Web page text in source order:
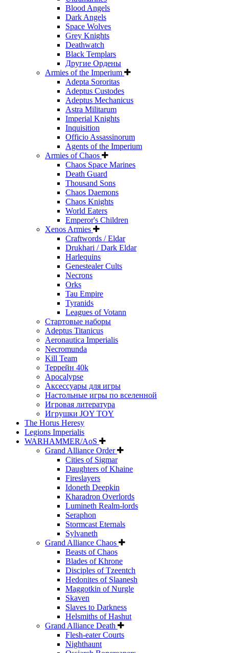
Blood Angels
Dark Angels
Space Wolves
Grey Knights
Deathwatch
Black Templars
Другие Ордены
Armies of the Imperium
Adepta Sororitas
Adeptus Custodes
Adeptus Mechanicus
Astra Militarum
Imperial Knights
Inquisition
Officio Assassinorum
Agents of the Imperium
Armies of Chaos
Chaos Space Marines
Death Guard
Thousand Sons
Chaos Daemons
Chaos Knights
World Eaters
Emperor's Children
Xenos Armies
Craftwords / Eldar
Drukhari / Dark Eldar
Harlequins
Genestealer Cults
Necrons
Orks
Tau Empire
Tyranids
Leagues of Votann
Стартовые наборы
Adeptus Titanicus
Aeronautica Imperialis
Necromunda
Kill Team
Террейн 40k
Apocalypse
Аксессуары для игры
Настольные игры по вселенной
Игровая литература
Игрушки JOY TOY
The Horus Heresy
Legions Imperialis
WARHAMMER/AoS
Grand Alliance Order
Cities of Sigmar
Daughters of Khaine
Fireslayers
Idoneth Deepkin
Kharadron Overlords
Lumineth Realm-lords
Seraphon
Stormcast Eternals
Sylvaneth
Grand Alliance Chaos
Beasts of Chaos
Blades of Khrone
Disciples of Tzeentch
Hedonites of Slaanesh
Maggotkin of Nurgle
Skaven
Slaves to Darkness
Helsmiths of Hashut
Grand Alliance Death
Flesh-eater Courts
Nighthaunt